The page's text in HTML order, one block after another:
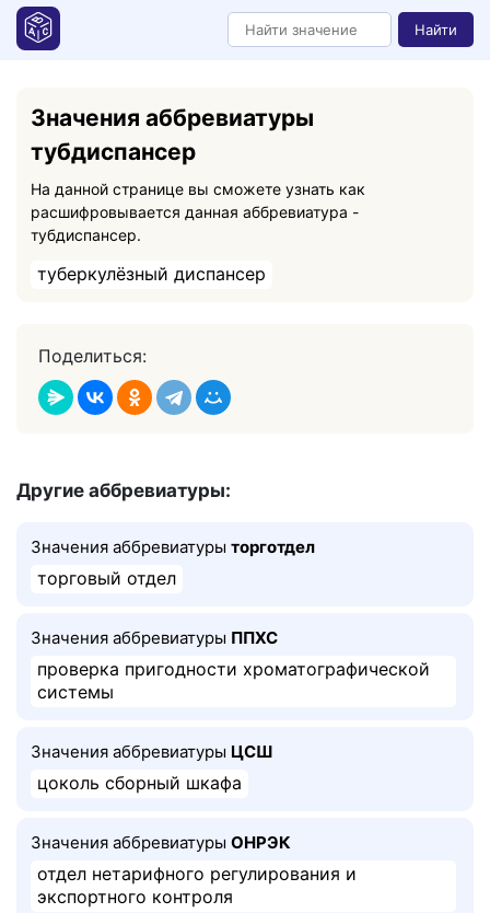
Найти
Значения аббревиатуры
тубдиспансер
На данной странице вы сможете узнать как
расшифровывается данная аббревиатура -
тубдиспансер.
туберкулёзный диспансер
Поделиться:
Другие аббревиатуры:
Значения аббревиатуры торготдел
торговый отдел
Значения аббревиатуры ППХС
проверка пригодности хроматографической
системы
Значения аббревиатуры ЦСШ
цоколь сборный шкафа
Значения аббревиатуры ОНРЭК
отдел нетарифного регулирования и
экспортного контроля